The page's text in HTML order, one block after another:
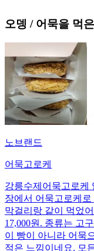
오뎅 / 어묵을 먹
노브랜드
어묵고로케
강릉수제어묵고로케
장에서 어묵고로케
막걸리랑 같이 먹었
17,000원. 종류는 고
이 빵이 아니라 어묵
적은 느낌이네요. 모